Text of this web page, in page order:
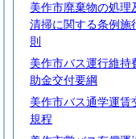
美作市廃棄物の処理
清掃に関する条例施
則
美作市バス運行維持
助金交付要綱
美作市バス通学運賃
規程